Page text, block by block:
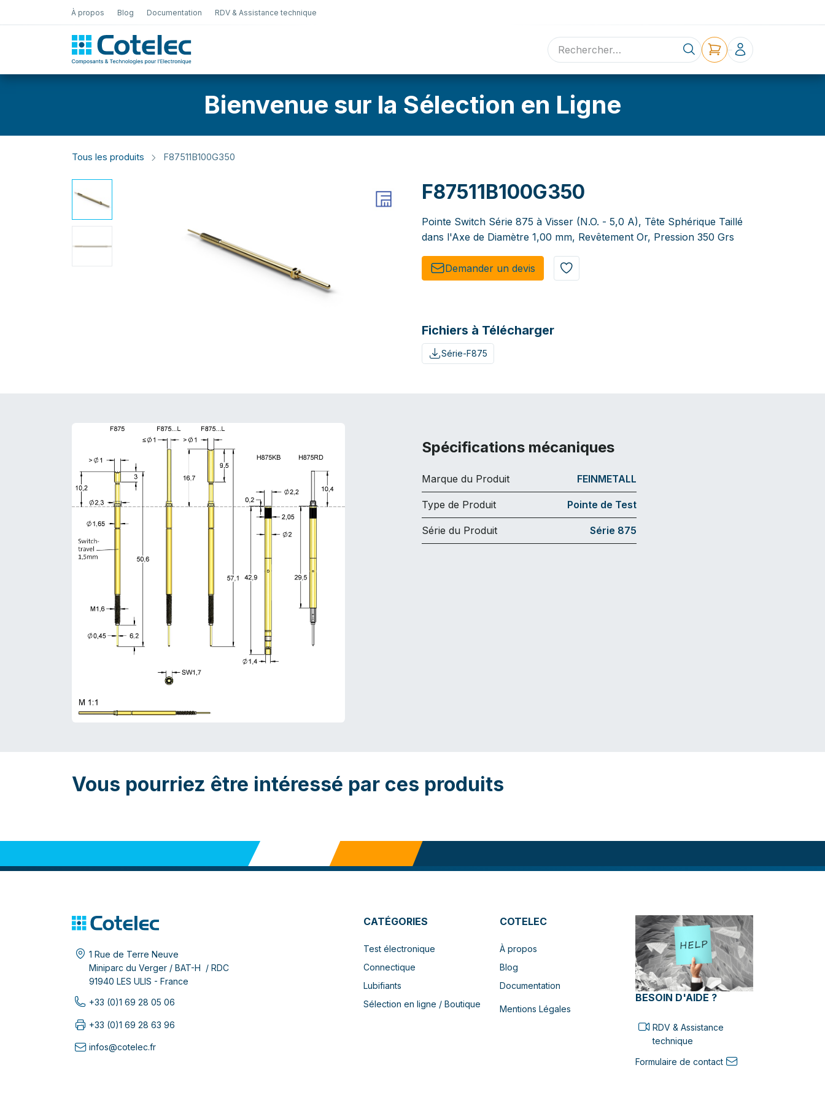
À propos Blog Documentation RDV & Assistance technique
Sélection en ligne Contact
Bienvenue sur la Sélection en Ligne
Tous les produits F87511B100G350
F87511B100G350
Pointe Switch Série 875 à Visser (N.O. - 5,0 A), Tête Sphérique Taillé
dans l'Axe de Diamètre 1,00 mm, Revêtement Or, Pression 350 Grs
Demander un de​​vis​​
Fichiers à Télécharger
Série-F875
Spécifications mécaniques
Marque du Produit FEINMETALL
Type de Produit Pointe de Test
Série du Produit Série 875
Vous pourriez être intéressé par ces produits
1 Rue de Terre Neuve
Miniparc du Verger / BAT-H / RDC
91940 LES ULIS - France
+33 (0)1 69 28 05 06
+33 (0)1 69 28 63 96
infos@cotelec.fr
CATÉGORIES
Test électronique
Connectique
Lubifiants
Sélection en ligne / Boutique
COTELEC
À propos
Blog
Documentation
Mentions Légales
BESOIN D'AIDE ?
RDV & Assistance
technique
Formulaire de contact